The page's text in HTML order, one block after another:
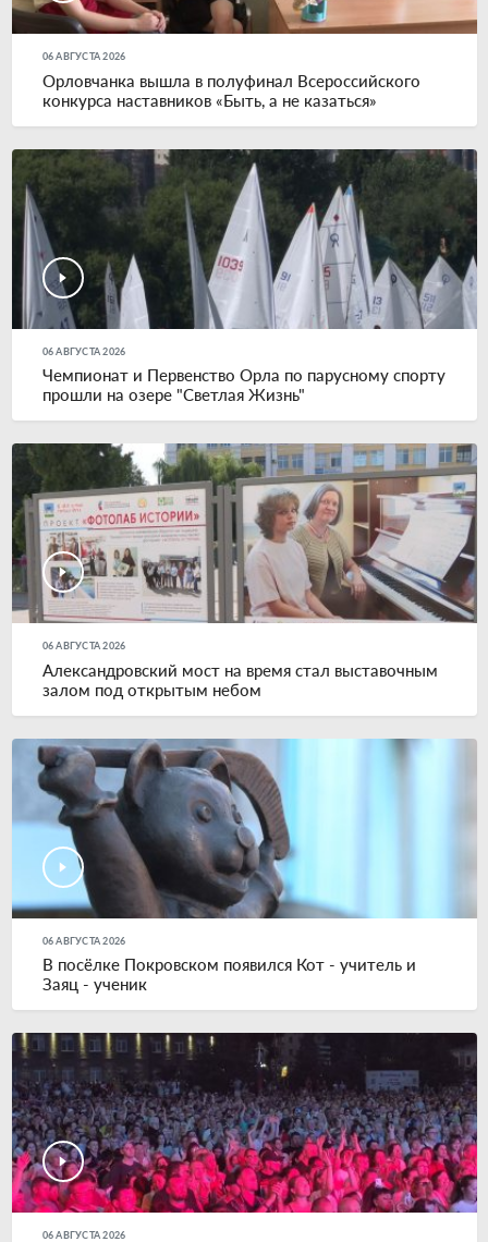
06 АВГУСТА 2026
Орловчанка вышла в полуфинал Всероссийского
конкурса наставников «Быть, а не казаться»
06 АВГУСТА 2026
Чемпионат и Первенство Орла по парусному спорту
прошли на озере "Светлая Жизнь"
06 АВГУСТА 2026
Александровский мост на время стал выставочным
залом под открытым небом
06 АВГУСТА 2026
В посёлке Покровском появился Кот - учитель и
Заяц - ученик
06 АВГУСТА 2026